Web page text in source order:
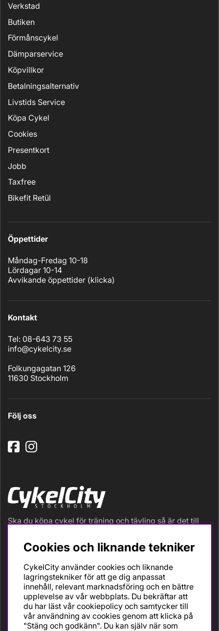
Verkstad
Butiken
Förmånscykel
Dämparservice
Köpvillkor
Betalningsalternativ
Livstids Service
Köpa Cykel
Cookies
Presentkort
Jobb
Taxfree
Bikefit Retül
Öppettider
Måndag-Fredag 10-18
Lördagar 10-14
Avvikande öppettider (klicka)
Kontakt
Tel: 08-643 73 55
info@cykelcity.se
Folkungagatan 126
11630 Stockholm
Följ oss
Ska du köpa cykel för träning och tävling så är det till
Vi är en mycket personlig cykelaffär med hög
servicegrad och alla vi som jobbar är inbitna cyklister
och dess produkter. Gör din bästa cykelaffär på
CykelCity!
Cookies och liknande tekniker
CykelCity använder cookies och liknande
lagringstekniker för att ge dig anpassat
innehåll, relevant marknadsföring och en bättre
upplevelse av vår webbplats. Du bekräftar att
du har läst vår cookiepolicy och samtycker till
vår användning av cookies genom att klicka på
"Stäng och godkänn". Du kan själv när som